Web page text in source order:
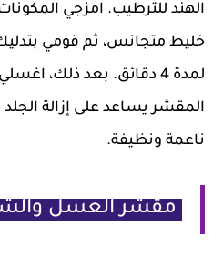
الهند للترطيب. امزجي
خليط متجانس، ثم قومي
لمدة 4 دقائق. بعد ذلك،
المقشر يساعد على إزالة
ناعمة ونظيفة.
مقشر العسل